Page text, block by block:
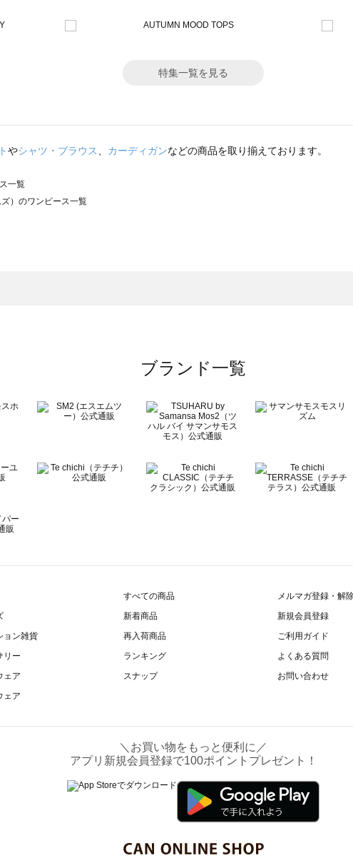
特集一覧を見る
やシャツ・ブラウス カーディガンなどの商品を取り揃えております。
一覧
）のワンピース一覧
モスモス）のワンピース一覧
）のワンピース一覧
一覧
ブランド一覧
ョン雑貨
リー
ェア
ェア
すべての商品
新着商品
再入荷商品
ランキング
スナップ
メルマガ登録・解
新規会員登録
ご利用ガイド
よくある質問
お問い合わせ
＼お買い物をもっと便利に／
アプリ新規会員登録で100ポイントプレゼント！